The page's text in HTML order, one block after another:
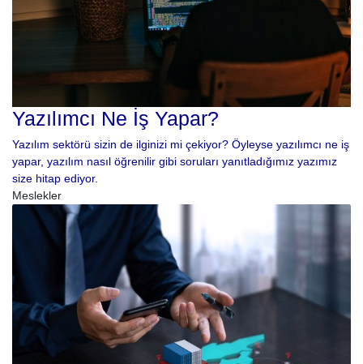
Yazılımcı Ne İş Yapar?
Yazılım sektörü sizin de ilginizi mi çekiyor? Öyleyse yazılımcı ne iş
yapar, yazılım nasıl öğrenilir gibi soruları yanıtladığımız yazımız
size hitap ediyor.
Meslekler